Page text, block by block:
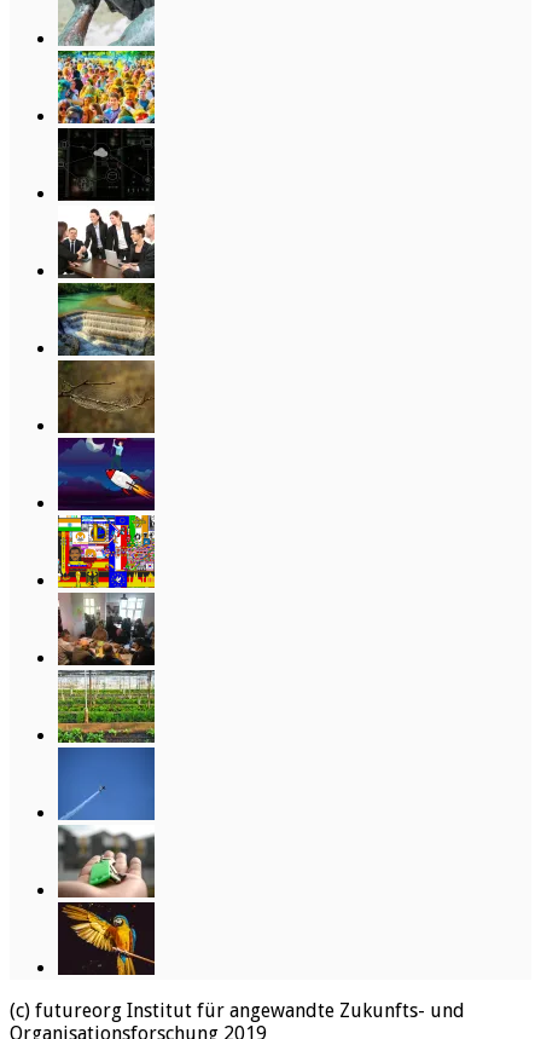
(c) futureorg Institut für angewandte Zukunfts- und
Organisationsforschung 2019